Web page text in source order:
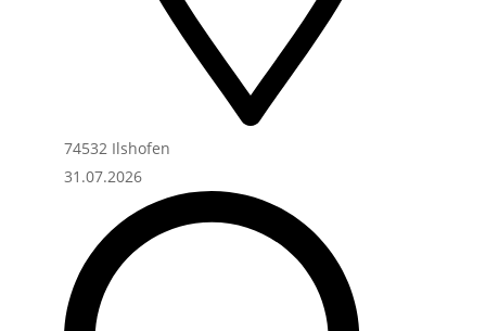
74532 Ilshofen
31.07.2026